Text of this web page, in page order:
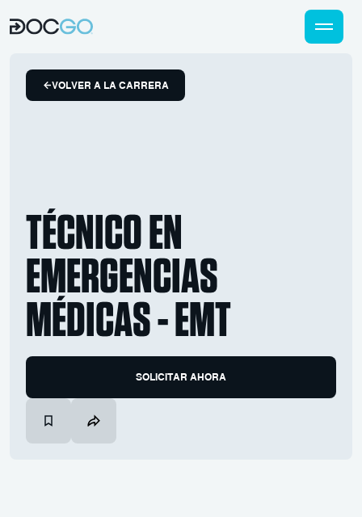
VOLVER A LA CARRERA
TÉCNICO EN
EMERGENCIAS
MÉDICAS - EMT
SOLICITAR AHORA